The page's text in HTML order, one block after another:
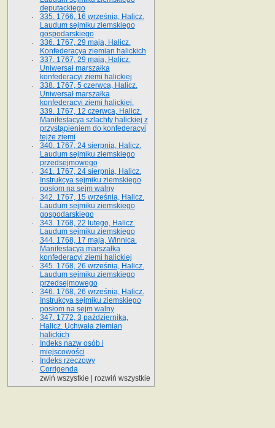
deputackiego
335. 1766, 16 września, Halicz.
Laudum sejmiku ziemskiego
gospodarskiego
336. 1767, 29 maja, Halicz.
Konfederacya ziemian halickich
337. 1767, 29 maja, Halicz.
Uniwersał marszałka
konfederacyi ziemi halickiej
338. 1767, 5 czerwca, Halicz.
Uniwersał marszałka
konfederacyi ziemi halickiej.
339. 1767, 12 czerwca, Halicz.
Manifestacya szlachty halickiej z
przystąpieniem do konfederacyi
tejże ziemi
340. 1767, 24 sierpnia, Halicz.
Laudum sejmiku ziemskiego
przedsejmowego
341. 1767, 24 sierpnia, Halicz.
Instrukcya sejmiku ziemskiego
posłom na sejm walny
342. 1767, 15 września, Halicz.
Laudum sejmiku ziemskiego
gospodarskiego
343. 1768, 22 lutego, Halicz.
Laudum sejmiku ziemskiego
344. 1768, 17 maja, Winnica.
Manifestacya marszałka
konfederacyi ziemi halickiej
345. 1768, 26 września, Halicz.
Laudum sejmiku ziemskiego
przedsejmowego
346. 1768, 26 września, Halicz.
Instrukcya sejmiku ziemskiego
posłom na sejm walny
347. 1772, 3 października,
Halicz. Uchwała ziemian
halickich
Indeks nazw osób i
miejscowości
Indeks rzeczowy
Corrigenda
zwiń wszystkie
rozwiń wszystkie